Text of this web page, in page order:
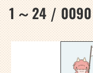
1 ～ 24 / 0090